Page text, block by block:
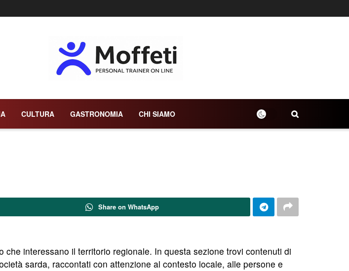
CULTURA GASTRONOMIA CHI SIAMO
Share on WhatsApp
che interessano il territorio regionale. In questa sezione trovi contenuti di
sarda, raccontati con attenzione al contesto locale, alle persone e